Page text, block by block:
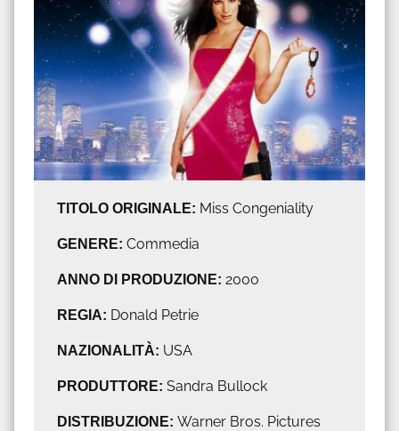
TITOLO ORIGINALE: Miss Congeniality
GENERE: Commedia
ANNO DI PRODUZIONE: 2000
REGIA: Donald Petrie
NAZIONALITÀ: USA
PRODUTTORE: Sandra Bullock
DISTRIBUZIONE: Warner Bros. Pictures